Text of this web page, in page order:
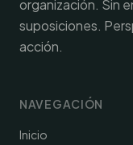
organización. Sin
suposiciones.
acción.
NAVEGACIÓN
Inicio